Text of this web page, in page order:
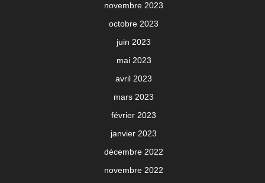
novembre 2023
octobre 2023
juin 2023
mai 2023
avril 2023
mars 2023
février 2023
janvier 2023
décembre 2022
novembre 2022